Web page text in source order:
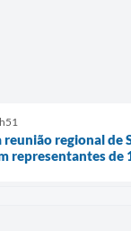
regional de
representantes de